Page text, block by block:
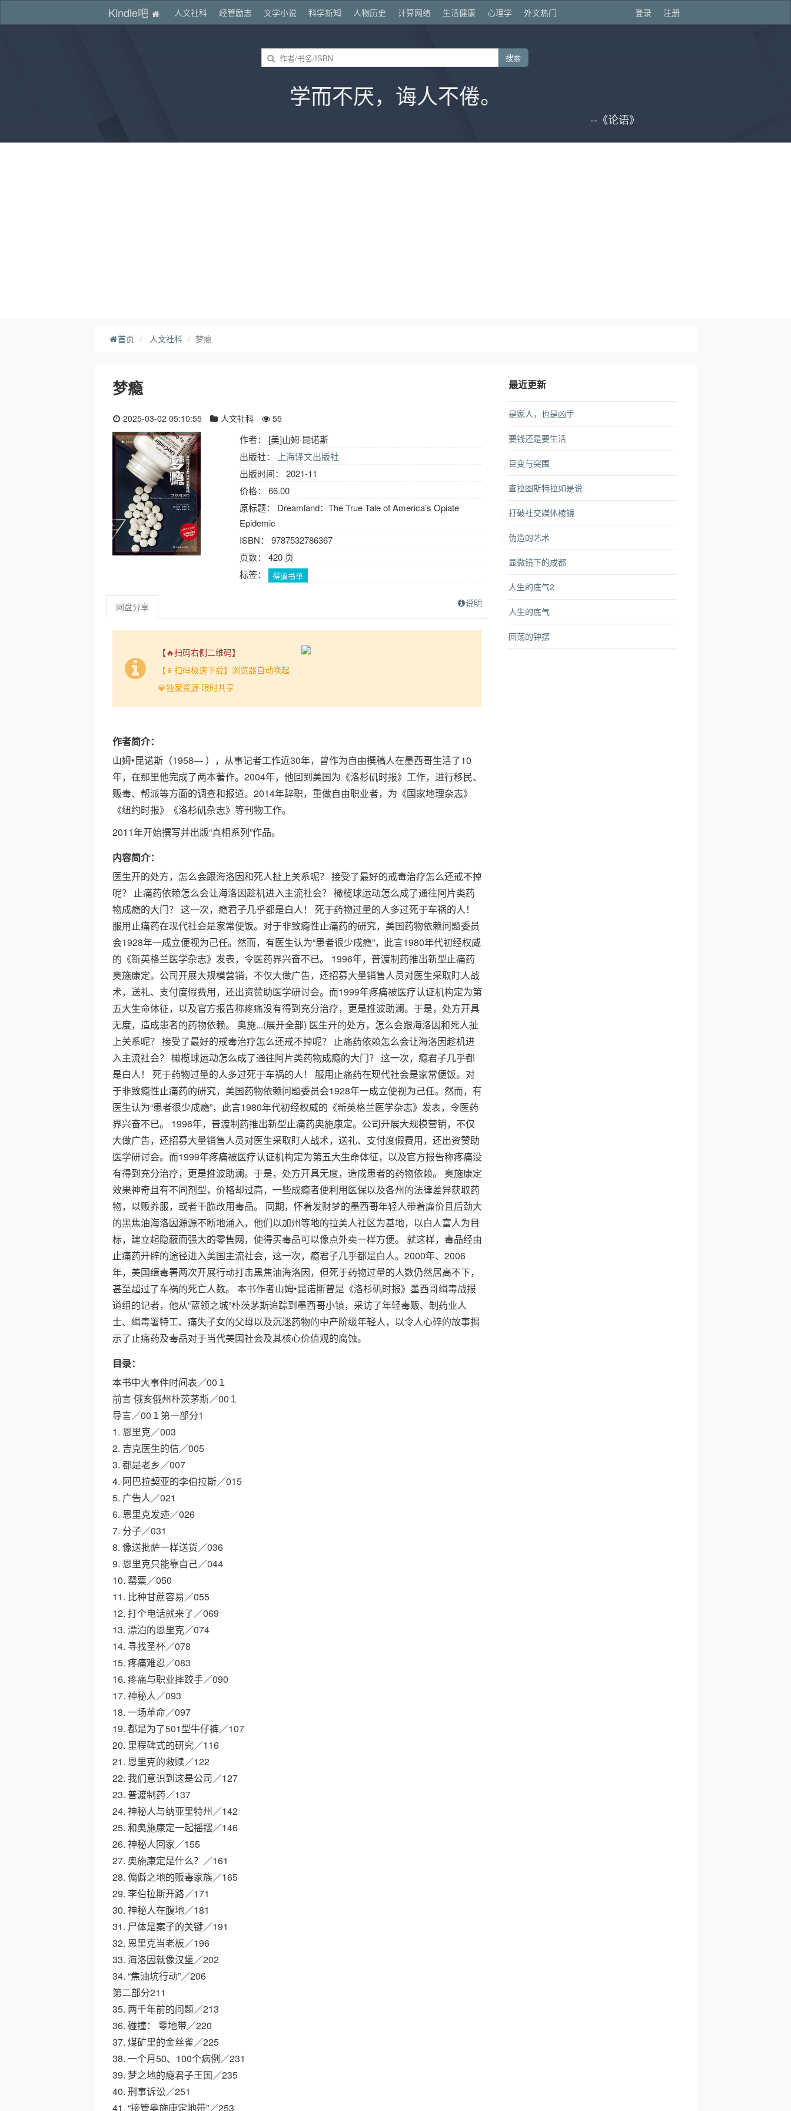
Kindle吧 人文社科 经管励志 文学小说 科学新知 人物历史 计算网络 生活健康 心理学 外文热门 登录 注册
搜索
学而不厌，诲人不倦。
--《论语》
首页 人文社科 梦瘾
梦瘾
2025-03-02 05:10:55 人文社科 55
作者： [美]山姆·昆诺斯
出版社：
上海译文出版社
出版时间： 2021-11
价格： 66.00
原标题： Dreamland：The True Tale of America’s Opiate
Epidemic
ISBN： 9787532786367
页数： 420 页
标签：
得道书单
网盘分享 说明
【🔥扫码右侧二维码】
【📱扫码极速下载】浏览器自动唤起
💎独家资源·限时共享
作者简介：
山姆•昆诺斯（1958— ），从事记者工作近30年，曾作为自由撰稿人在墨西哥生活了10
年，在那里他完成了两本著作。2004年，他回到美国为《洛杉矶时报》工作，进行移民、
贩毒、帮派等方面的调查和报道。2014年辞职，重做自由职业者，为《国家地理杂志》
《纽约时报》《洛杉矶杂志》等刊物工作。
2011年开始撰写并出版“真相系列”作品。
内容简介：
医生开的处方，怎么会跟海洛因和死人扯上关系呢？ 接受了最好的戒毒治疗怎么还戒不掉
呢？ 止痛药依赖怎么会让海洛因趁机进入主流社会？ 橄榄球运动怎么成了通往阿片类药
物成瘾的大门？ 这一次，瘾君子几乎都是白人！ 死于药物过量的人多过死于车祸的人！
服用止痛药在现代社会是家常便饭。对于非致瘾性止痛药的研究，美国药物依赖问题委员
会1928年一成立便视为己任。然而，有医生认为“患者很少成瘾”，此言1980年代初经权威
的《新英格兰医学杂志》发表，令医药界兴奋不已。 1996年，普渡制药推出新型止痛药
奥施康定。公司开展大规模营销，不仅大做广告，还招募大量销售人员对医生采取盯人战
术，送礼、支付度假费用，还出资赞助医学研讨会。而1999年疼痛被医疗认证机构定为第
五大生命体征，以及官方报告称疼痛没有得到充分治疗，更是推波助澜。于是，处方开具
无度，造成患者的药物依赖。 奥施...(展开全部) 医生开的处方，怎么会跟海洛因和死人扯
上关系呢？ 接受了最好的戒毒治疗怎么还戒不掉呢？ 止痛药依赖怎么会让海洛因趁机进
入主流社会？ 橄榄球运动怎么成了通往阿片类药物成瘾的大门？ 这一次，瘾君子几乎都
是白人！ 死于药物过量的人多过死于车祸的人！ 服用止痛药在现代社会是家常便饭。对
于非致瘾性止痛药的研究，美国药物依赖问题委员会1928年一成立便视为己任。然而，有
医生认为“患者很少成瘾”，此言1980年代初经权威的《新英格兰医学杂志》发表，令医药
界兴奋不已。 1996年，普渡制药推出新型止痛药奥施康定。公司开展大规模营销，不仅
大做广告，还招募大量销售人员对医生采取盯人战术，送礼、支付度假费用，还出资赞助
医学研讨会。而1999年疼痛被医疗认证机构定为第五大生命体征，以及官方报告称疼痛没
有得到充分治疗，更是推波助澜。于是，处方开具无度，造成患者的药物依赖。 奥施康定
效果神奇且有不同剂型，价格却过高，一些成瘾者便利用医保以及各州的法律差异获取药
物，以贩养服，或者干脆改用毒品。 同期，怀着发财梦的墨西哥年轻人带着廉价且后劲大
的黑焦油海洛因源源不断地涌入，他们以加州等地的拉美人社区为基地，以白人富人为目
标，建立起隐蔽而强大的零售网，使得买毒品可以像点外卖一样方便。 就这样，毒品经由
止痛药开辟的途径进入美国主流社会，这一次，瘾君子几乎都是白人。2000年、2006
年，美国缉毒署两次开展行动打击黑焦油海洛因，但死于药物过量的人数仍然居高不下，
甚至超过了车祸的死亡人数。 本书作者山姆•昆诺斯曾是《洛杉矶时报》墨西哥缉毒战报
道组的记者，他从“蓝领之城”朴茨茅斯追踪到墨西哥小镇，采访了年轻毒贩、制药业人
士、缉毒署特工、痛失子女的父母以及沉迷药物的中产阶级年轻人，以令人心碎的故事揭
示了止痛药及毒品对于当代美国社会及其核心价值观的腐蚀。
目录：
本书中大事件时间表／00１
前言 俄亥俄州朴茨茅斯／00１
导言／00１第一部分1
1. 恩里克／003
2. 吉克医生的信／005
3. 都是老乡／007
4. 阿巴拉契亚的李伯拉斯／015
5. 广告人／021
6. 恩里克发迹／026
7. 分子／031
8. 像送批萨一样送货／036
9. 恩里克只能靠自己／044
10. 罂粟／050
11. 比种甘蔗容易／055
12. 打个电话就来了／069
13. 漂泊的恩里克／074
14. 寻找圣杯／078
15. 疼痛难忍／083
16. 疼痛与职业摔跤手／090
17. 神秘人／093
18. 一场革命／097
19. 都是为了501型牛仔裤／107
20. 里程碑式的研究／116
21. 恩里克的救赎／122
22. 我们意识到这是公司／127
23. 普渡制药／137
24. 神秘人与纳亚里特州／142
25. 和奥施康定一起摇摆／146
26. 神秘人回家／155
27. 奥施康定是什么？／161
28. 偏僻之地的贩毒家族／165
29. 李伯拉斯开路／171
30. 神秘人在腹地／181
31. 尸体是案子的关键／191
32. 恩里克当老板／196
33. 海洛因就像汉堡／202
34. “焦油坑行动”／206
第二部分211
35. 两千年前的问题／213
36. 碰撞： 零地带／220
37. 煤矿里的金丝雀／225
38. 一个月50、100个病例／231
39. 梦之地的瘾君子王国／235
40. 刑事诉讼／251
41. “接管奥施康定地带”／253
最近更新
是家人，也是凶手
要钱还是要生活
巨变与突围
查拉图斯特拉如是说
打破社交媒体棱镜
伪造的艺术
显微镜下的成都
人生的底气2
人生的底气
回荡的钟摆